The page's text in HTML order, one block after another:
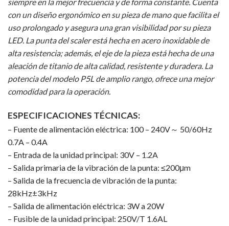
con un diseño ergonómico en su pieza de mano que facilita el
uso prolongado y asegura una gran visibilidad por su pieza
LED. La punta del scaler está hecha en acero inoxidable de
alta resistencia; además, el eje de la pieza está hecha de una
aleación de titanio de alta calidad, resistente y duradera. La
potencia del modelo P5L de amplio rango, ofrece una mejor
comodidad para la operación.
ESPECIFICACIONES TÉCNICAS:
– Fuente de alimentación eléctrica: 100 – 240V～ 50/60Hz
0.7A – 0.4A
– Entrada de la unidad principal: 30V – 1.2A
– Salida primaria de la vibración de la punta: ≤200μm
– Salida de la frecuencia de vibración de la punta:
28kHz±3kHz
– Salida de alimentación eléctrica: 3W a 20W
– Fusible de la unidad principal: 250V/T 1.6AL